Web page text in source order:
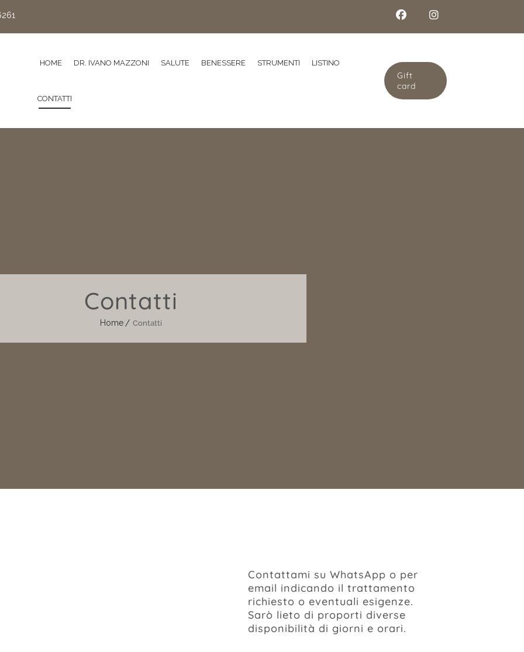
HOME DR. IVANO MAZZONI SALUTE BENESSERE STRUMENTI LISTINO
CONTATTI
Gift
card
Contatti
Home Contatti
Contattami su WhatsApp o per
email indicando il trattamento
richiesto o eventuali esigenze.
Sarò lieto di proporti diverse
disponibilità di giorni e orari.